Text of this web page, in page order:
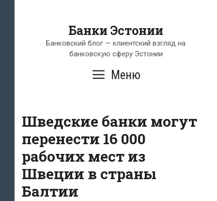
Банки Эстонии
Банковский блог — клиентский взгляд на
банковскую сферу Эстонии
Меню
Шведские банки могут
перенести 16 000
рабочих мест из
Швеции в страны
Балтии